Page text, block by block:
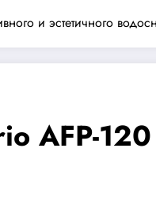
и эстетичного
AFP-120